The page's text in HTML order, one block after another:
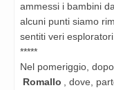
ammessi i bambini
alcuni punti siamo
sentiti veri
*****
Nel pomeriggio,
Romallo , dove,